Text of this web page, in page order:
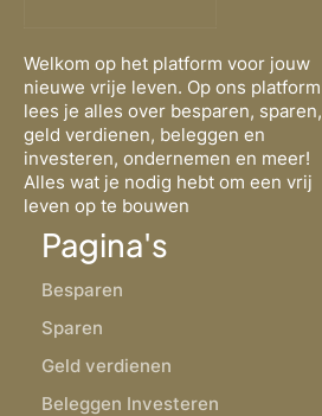
Welkom op het platform voor jouw
nieuwe vrije leven. Op ons platform
lees je alles over besparen, sparen,
geld verdienen, beleggen en
investeren, ondernemen en meer!
Alles wat je nodig hebt om een vrij
leven op te bouwen
Pagina's
Besparen
Sparen
Geld verdienen
Beleggen Investeren